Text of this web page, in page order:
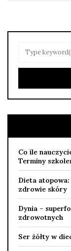
Co ile
Terminy
Dieta
zdrowie skóry
Dynia –
zdrowotnych
Ser żółty w